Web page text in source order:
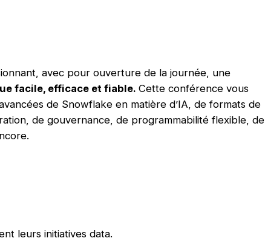
avec pour ouverture de la journée, une
facile, efficace et fiable. Cette conférence vous
de Snowflake en matière d’IA, de formats de
de gouvernance, de programmabilité flexible, de
leurs initiatives data.